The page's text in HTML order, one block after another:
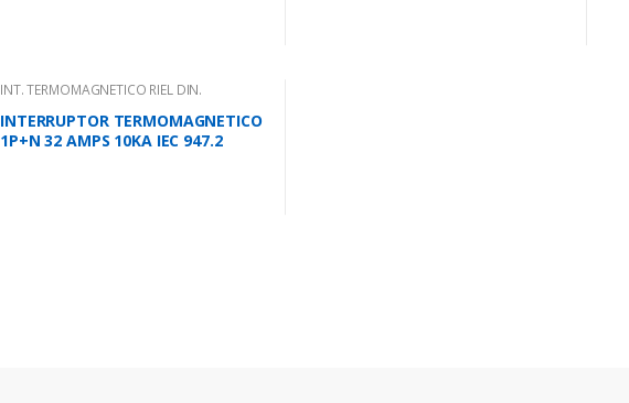
INT. TERMOMAGNETICO RIEL DIN.
INTERRUPTOR TERMOMAGNETICO
1P+N 32 AMPS 10KA IEC 947.2